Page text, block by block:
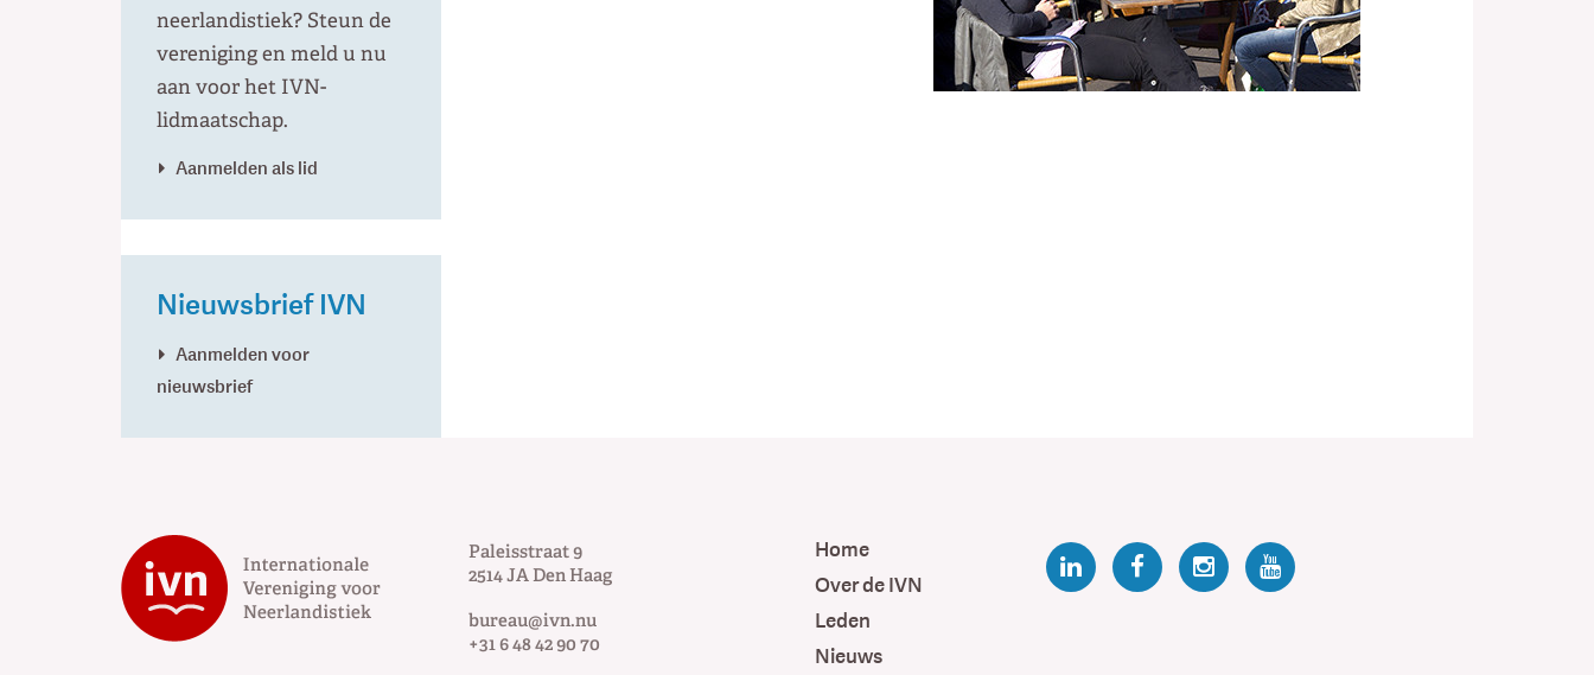
neerlandistiek? Steun de
vereniging en meld u nu
aan voor het IVN-
lidmaatschap.
Aanmelden als lid
Nieuwsbrief IVN
Aanmelden voor
nieuwsbrief
Paleisstraat 9
2514 JADen Haag
bureau@ivn.nu
+31 6 48 42 90 70
Home
Over de IVN
Leden
Nieuws